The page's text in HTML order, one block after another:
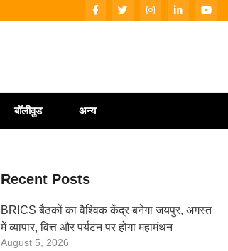
बॉलीवुड अन्य
Recent Posts
BRICS बैठकों का वैश्विक केंद्र बनेगा जयपुर, अगस्त
में व्यापार, वित्त और पर्यटन पर होगा महामंथन
August 5, 2026